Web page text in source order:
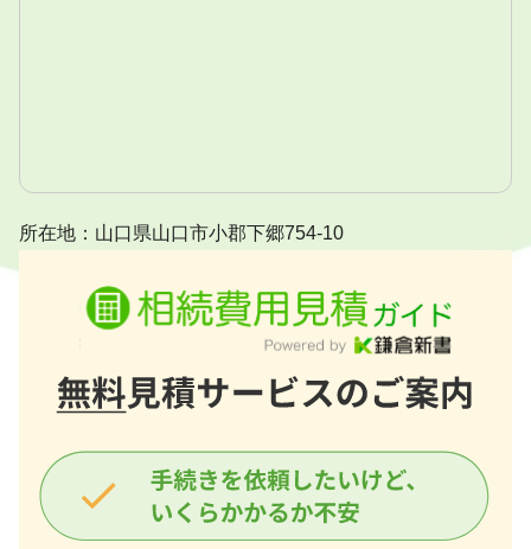
所在地：山口県山口市小郡下郷754-10